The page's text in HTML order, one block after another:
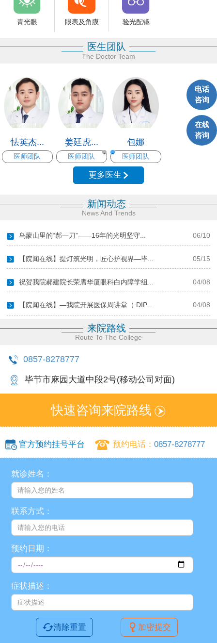
青光眼 眼表及角膜 验光配镜
医生团队
The Doctor Team
怯英杰...
医师团队
姜廷虎...
医师团队
包娜
医师团队
1 2
更多医生
新闻动态
News And Trends
乌蒙山里的“郝一刀”——16年的光明坚守... 06/10
【院闻在线】提灯筑光明，匠心护视界—毕... 05/15
祝贺我院郝建院长荣膺华厦眼科白内障学组... 04/08
【院闻在线】—我院开展医保周讲堂（ DIP... 04/08
更多新闻
来院路线
Route To The College
0857-8278777
毕节市麻园大道中段2号(移动公司对面)
快速咨询来院路线
官方预约挂号平台 预约电话： 0857-8278777
就诊姓名：
联系方式：
预约日期：
症状描述：
清除重置 加密提交
电话
咨询
在线
咨询